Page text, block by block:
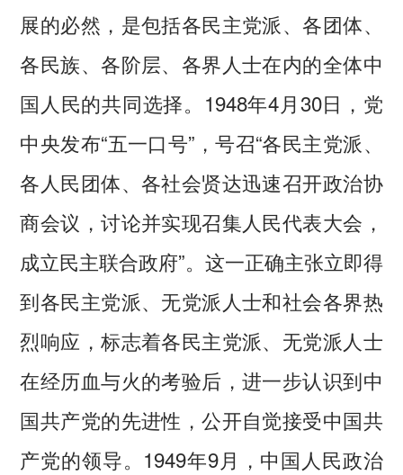
展的必然，是包括各民主党派、各团体、
各民族、各阶层、各界人士在内的全体中
国人民的共同选择。1948年4月30日，党
中央发布“五一口号”，号召“各民主党派、
各人民团体、各社会贤达迅速召开政治协
商会议，讨论并实现召集人民代表大会，
成立民主联合政府”。这一正确主张立即得
到各民主党派、无党派人士和社会各界热
烈响应，标志着各民主党派、无党派人士
在经历血与火的考验后，进一步认识到中
国共产党的先进性，公开自觉接受中国共
产党的领导。1949年9月，中国人民政治